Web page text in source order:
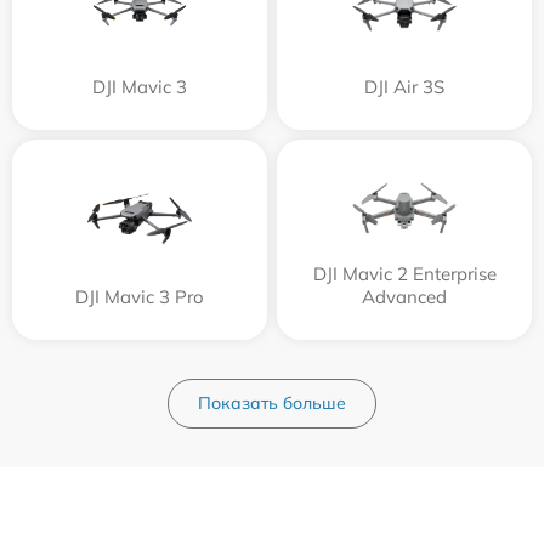
DJI Mavic 3 DJI Air 3S
DJI Mavic 3 Pro
DJI Mavic 2 Enterprise
Advanced
Показать больше